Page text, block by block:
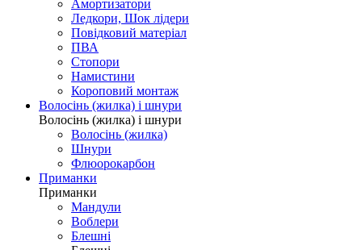
Амортизатори
Ледкори, Шок лідери
Повідковий матеріал
ПВА
Стопори
Намистини
Короповий монтаж
Волосінь (жилка) і шнури
Волосінь (жилка) і шнури
Волосінь (жилка)
Шнури
Флюорокарбон
Приманки
Приманки
Мандули
Воблери
Блешні